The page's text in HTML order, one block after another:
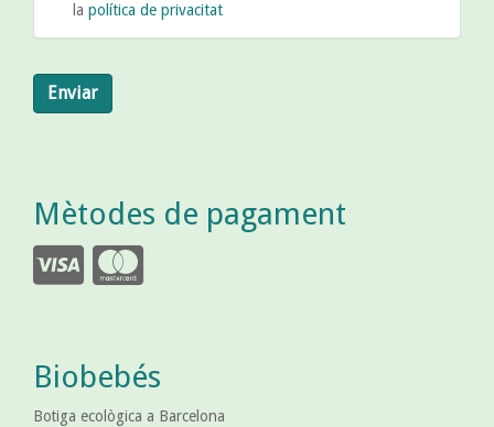
la política de privacitat
Enviar
Mètodes de pagament
Biobebés
Botiga ecològica a Barcelona